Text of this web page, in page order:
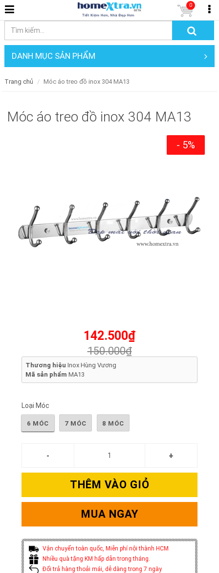
0
DANH MỤC SẢN PHẨM
Trang chủ Móc áo treo đồ inox 304 MA13
Móc áo treo đồ inox 304 MA13
- 5%
142.500₫
150.000₫
Thương hiệu Inox Hùng Vương
Mã sản phẩm MA13
Loại Móc
6 MÓC 7 MÓC 8 MÓC
THÊM VÀO GIỎ
MUA NGAY
Vận chuyển toàn quốc, Miễn phí nội thành HCM
Nhiều quà tặng KM hấp dẫn trong tháng.
Đổi trả hàng thoải mái, dễ dàng trong 7 ngày